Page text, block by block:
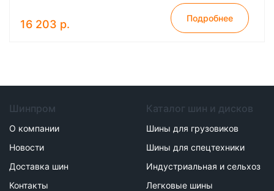
16 203 р. Подробнее
Шинпром
О компании
Новости
Доставка шин
Контакты
Каталог шин и дисков
Шины для грузовиков
Шины для спецтехники
Индустриальная и сельхоз
Легковые шины